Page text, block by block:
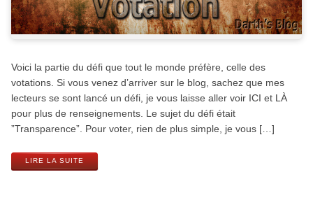
Voici la par­tie du défi que tout le monde pré­fère, celle des
votations. Si vous venez d’arriver sur le blog, sachez que mes
lec­teurs se sont lancé un défi, je vous laisse aller voir ICI et LÀ
pour plus de renseignements. Le sujet du défi était
”Transparence”. Pour voter, rien de plus simple, je vous […]
LIRE LA SUITE